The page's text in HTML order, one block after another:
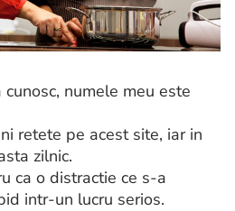
numele meu este
retete pe acest site, iar in
zilnic.
ca o distractie ce s-a
intr-un lucru serios.